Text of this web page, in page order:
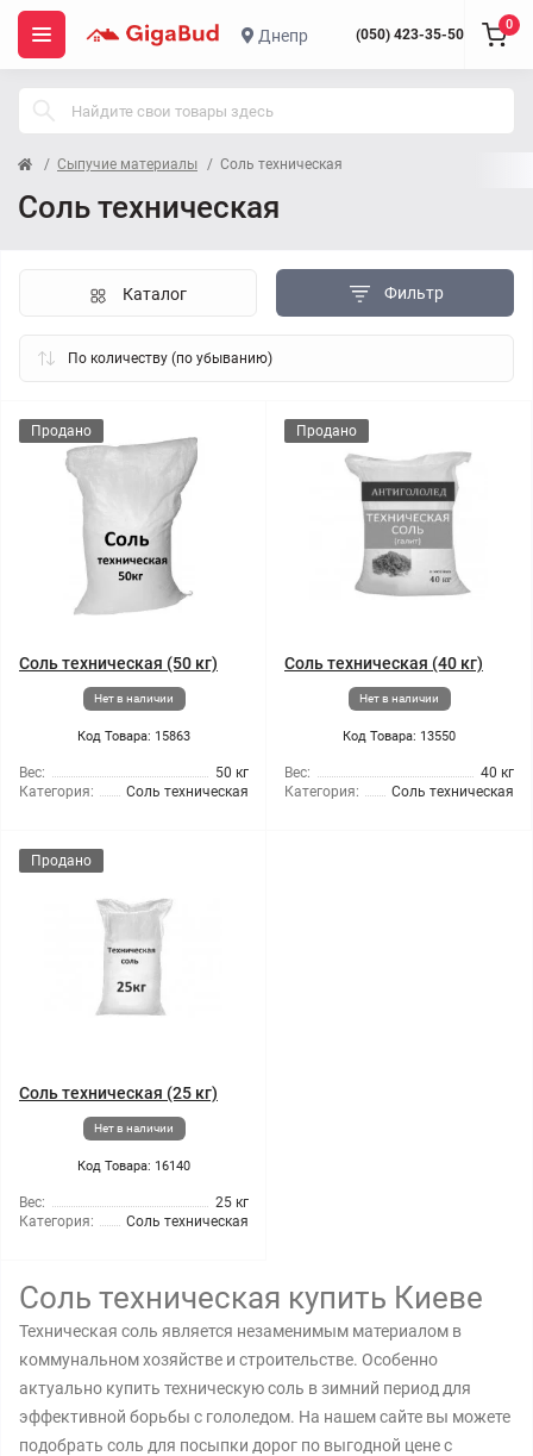
Днепр (050) 423-35-50
0
Сыпучие материалы Соль техническая
Соль техническая
Фильтр
Каталог
Продано
Соль техническая (50 кг)
Нет в наличии
Код Товара: 15863
Вес:
50 кг
Категория:
Соль техническая
Продано
Соль техническая (40 кг)
Нет в наличии
Код Товара: 13550
Вес:
40 кг
Категория:
Соль техническая
Продано
Соль техническая (25 кг)
Нет в наличии
Код Товара: 16140
Вес:
25 кг
Категория:
Соль техническая
Соль техническая купить Киеве
Техническая соль является незаменимым материалом в
коммунальном хозяйстве и строительстве. Особенно
актуально купить техническую соль в зимний период для
эффективной борьбы с гололедом. На нашем сайте вы можете
подобрать соль для посыпки дорог по выгодной цене с